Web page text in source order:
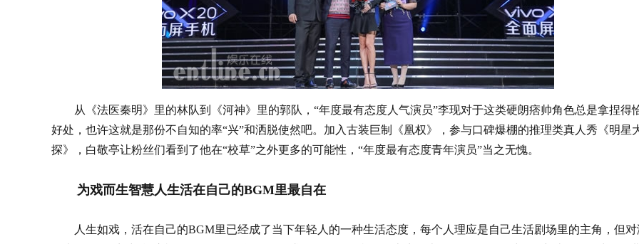
从《法医秦明》里的林队到《河神》里的郭队，“年度最有态度人气演员”李现对于这类硬朗痞帅角色总是拿捏得
好处，也许这就是那份不自知的率“兴”和洒脱使然吧。加入古装巨制《凰权》，参与口碑爆棚的推理类真人秀《明星
探》，白敬亭让粉丝们看到了他在“校草”之外更多的可能性，“年度最有态度青年演员”当之无愧。
为戏而生智慧人生活在自己的BGM里最自在
人生如戏，活在自己的BGM里已经成了当下年轻人的一种生活态度，每个人理应是自己生活剧场里的主角，但对